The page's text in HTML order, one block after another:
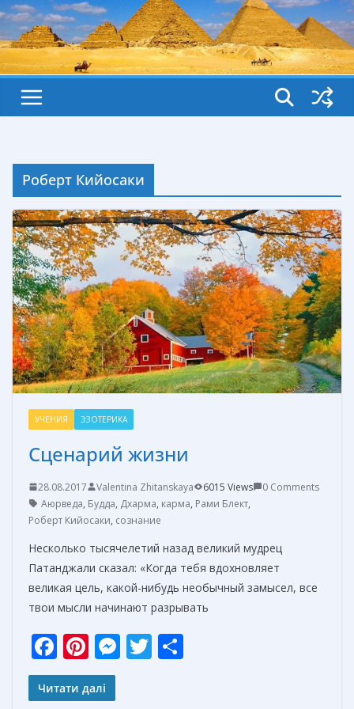
Роберт Кийосаки
УЧЕНИЯ ЭЗОТЕРИКА
Сценарий жизни
28.08.2017 Valentina Zhitanskaya 6015 Views
0 Comments
Аюрведа, Будда, Дхарма, карма, Рами Блект,
Роберт Кийосаки, сознание
Несколько тысячелетий назад великий мудрец
Патанджали сказал: «Когда тебя вдохновляет
великая цель, какой-нибудь необычный замысел, все
твои мысли начинают разрывать
F
ac
e
Pi
nt
er
M T
Читати далі